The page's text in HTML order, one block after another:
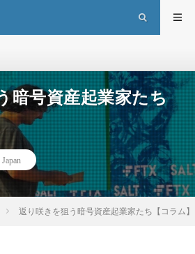
暗号資産起業家たち
返り咲きを狙う暗号資産起業家たち【コラム】